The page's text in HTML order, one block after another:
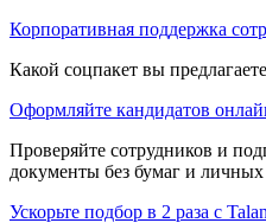
Корпоративная поддержка
Какой соцпакет вы
Оформляйте кандидатов
Проверяйте сотрудников и
документы без бумаг и личных
Ускорьте подбор в 2 раза с